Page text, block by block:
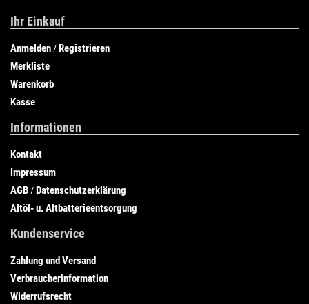
Ihr Einkauf
Anmelden /Registrieren
Merkliste
Warenkorb
Kasse
Informationen
Kontakt
Impressum
AGB /Datenschutzerklärung
Altöl- u. Altbatterieentsorgung
Kundenservice
Zahlung und Versand
Verbraucherinformation
Widerrufsrecht